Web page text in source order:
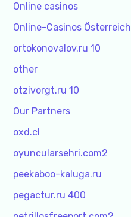
Online casinos
Online-Casinos Österreich
ortokonovalov.ru 10
other
otzivorgt.ru 10
Our Partners
oxd.cl
oyuncularsehri.com2
peekaboo-kaluga.ru
pegactur.ru 400